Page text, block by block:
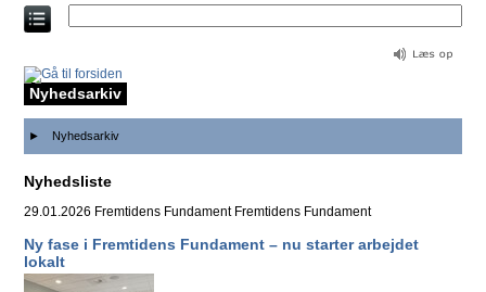
Direkte
til
Nyhedsarkiv
Nyhedsarkiv
Nyhedsliste
29.01.2026 Fremtidens Fundament Fremtidens Fundament
Ny fase i Fremtidens Fundament – nu starter arbejdet
lokalt